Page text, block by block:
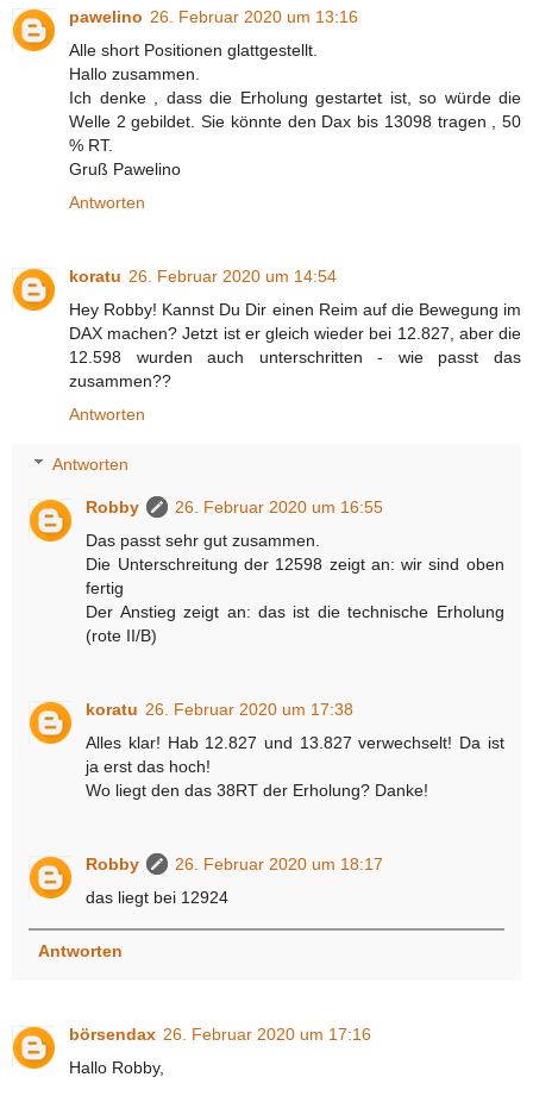
pawelino 26. Februar 2020 um 13:16
Alle short Positionen glattgestellt.
Hallo zusammen.
Ich denke , dass die Erholung gestartet ist, so würde die
Welle 2 gebildet. Sie könnte den Dax bis 13098 tragen , 50
% RT.
Gruß Pawelino
Antworten
koratu 26. Februar 2020 um 14:54
Hey Robby! Kannst Du Dir einen Reim auf die Bewegung im
DAX machen? Jetzt ist er gleich wieder bei 12.827, aber die
12.598 wurden auch unterschritten - wie passt das
zusammen??
Antworten
Antworten
Robby
26. Februar 2020 um 16:55
Das passt sehr gut zusammen.
Die Unterschreitung der 12598 zeigt an: wir sind oben
fertig
Der Anstieg zeigt an: das ist die technische Erholung
(rote II/B)
koratu 26. Februar 2020 um 17:38
Alles klar! Hab 12.827 und 13.827 verwechselt! Da ist
ja erst das hoch!
Wo liegt den das 38RT der Erholung? Danke!
Robby
26. Februar 2020 um 18:17
das liegt bei 12924
Antworten
börsendax 26. Februar 2020 um 17:16
Hallo Robby,